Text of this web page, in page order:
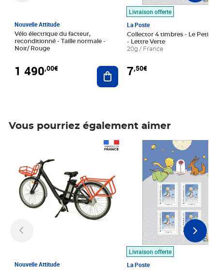
Nouvelle Attitude
Vélo électrique du facteur,
reconditionné - Taille normale -
Noir/ Rouge
1 490,00€ Ajouter au panier
Livraison offerte
La Poste
Collector 4 timbres - Le Petit
- Lettre Verte
20g / France
7,50€
Vous pourriez également aimer
Nouvelle Attitude
Livraison offerte
La Poste
Prix 7,50€